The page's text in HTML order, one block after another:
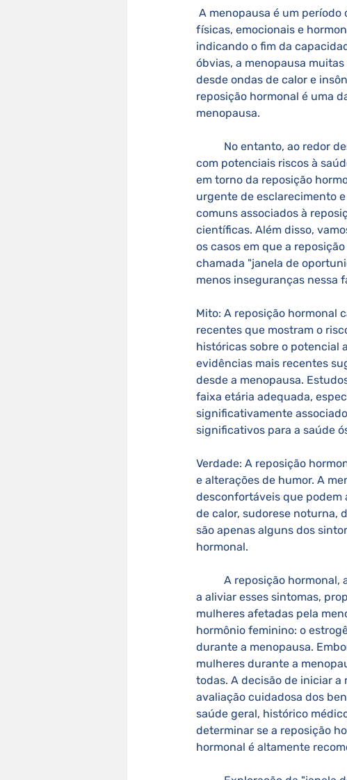
físicas, emocionais e
indicando o fim da
óbvias, a menopausa
desde ondas de calor e
reposição hormonal é uma
menopausa.
com potenciais riscos à
em torno da reposição
urgente de esclarecimento
comuns associados à
científicas. Além disso,
os casos em que a
chamada "janela de
menos inseguranças nessa
Mito: A reposição hormonal
recentes que mostram o
históricas sobre o potencial
evidências mais recentes
desde a menopausa.
faixa etária adequada,
significativamente
significativos para a saúde
Verdade: A reposição
e alterações de humor. A
desconfortáveis que podem
de calor, sudorese noturna,
são apenas alguns dos
hormonal.
a aliviar esses sintomas,
mulheres afetadas pela
hormônio feminino: o
durante a menopausa.
mulheres durante a
todas. A decisão de iniciar
avaliação cuidadosa dos
saúde geral, histórico
determinar se a reposição
hormonal é altamente